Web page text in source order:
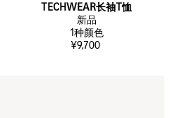
TECHWEAR长袖T恤
新品
1种颜色
¥9,700